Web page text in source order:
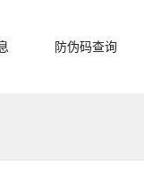
防伪码查询